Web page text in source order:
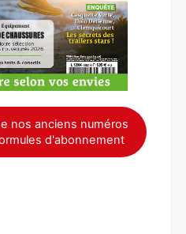
nos anciens numéros
d'abonnement